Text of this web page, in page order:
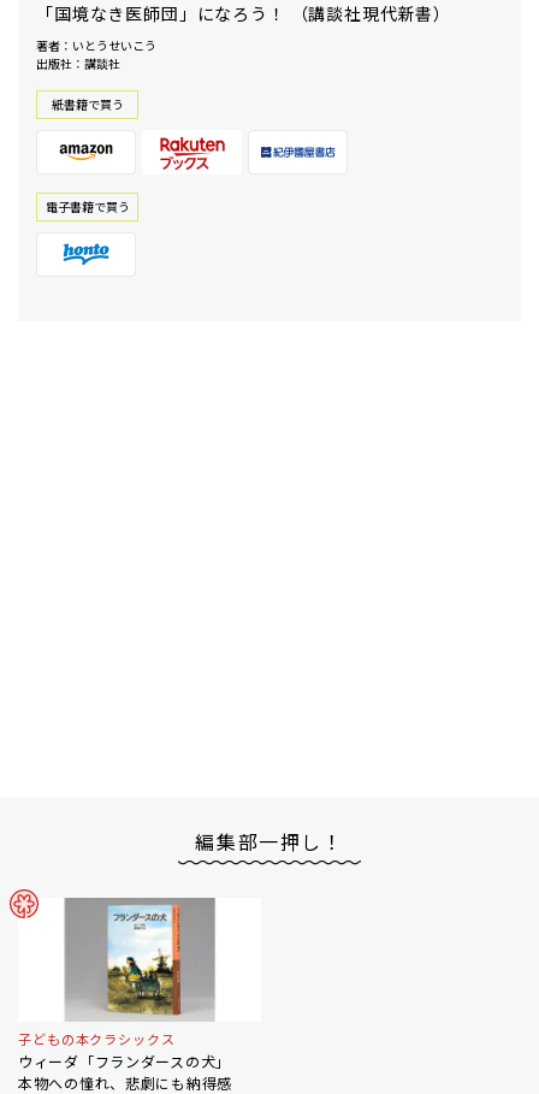
「国境なき医師団」になろう！ （講談社現代新書）
著者：いとうせいこう
出版社：講談社
紙書籍で買う
電⼦書籍で買う
編集部一押し！
子どもの本クラシックス
ウィーダ「フランダースの犬」
本物への憧れ、悲劇にも納得感